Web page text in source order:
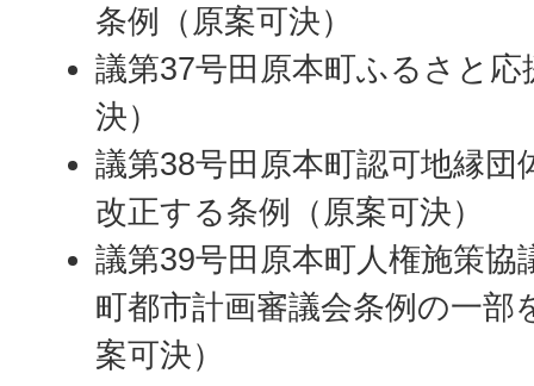
条例（原案可決）
議第37号田原本町ふるさと応
決）
議第38号田原本町認可地縁団
改正する条例（原案可決）
議第39号田原本町人権施策協
町都市計画審議会条例の一部
案可決）